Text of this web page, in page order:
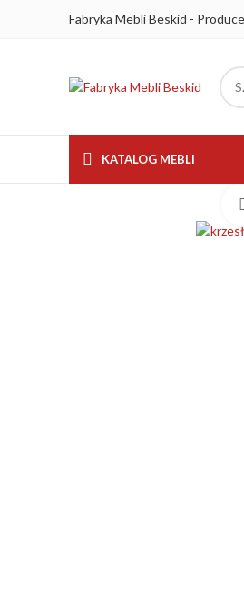
Fabryka Mebli Beskid -
KATALOG MEBLI